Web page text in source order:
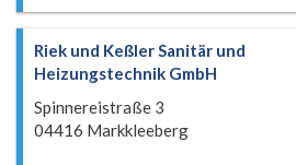
Riek und Keßler Sanitär und
Heizungstechnik GmbH
Spinnereistraße 3
04416 Markkleeberg